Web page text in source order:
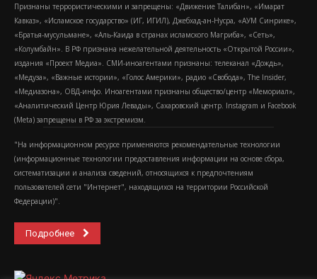
Признаны террористическими и запрещены: «Движение Талибан», «Имарат
Кавказ», «Исламское государство» (ИГ, ИГИЛ), Джебхад-ан-Нусра, «АУМ Синрике»,
«Братья-мусульмане», «Аль-Каида в странах исламского Магриба», «Сеть»,
«Колумбайн». В РФ признана нежелательной деятельность «Открытой России»,
издания «Проект Медиа». СМИ-иноагентами признаны: телеканал «Дождь»,
«Медуза», «Важные истории», «Голос Америки», радио «Свобода», The Insider,
«Медиазона», ОВД-инфо. Иноагентами признаны общество/центр «Мемориал»,
«Аналитический Центр Юрия Левады», Сахаровский центр. Instagram и Facebook
(Metа) запрещены в РФ за экстремизм.
"На информационном ресурсе применяются рекомендательные технологии
(информационные технологии предоставления информации на основе сбора,
систематизации и анализа сведений, относящихся к предпочтениям
пользователей сети "Интернет", находящихся на территории Российской
Федерации)".
Подробнее